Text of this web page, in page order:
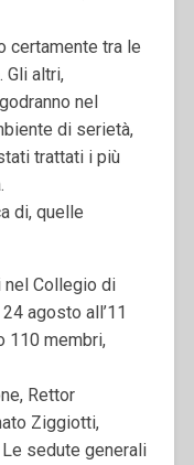
certamente tra le
Gli altri,
nel
di serietà,
trattati i più
di, quelle
nel Collegio di
agosto all’11
110 membri,
Rettor
Ziggiotti,
sedute generali